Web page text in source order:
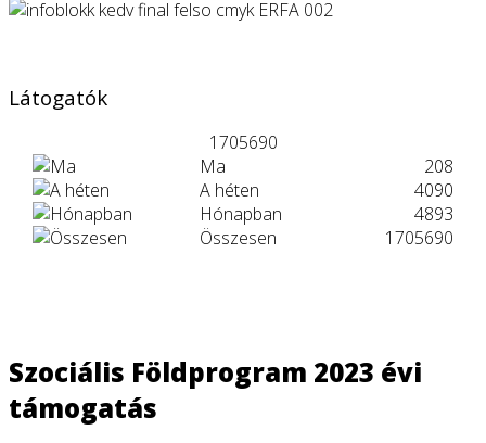
Látogatók
1705690
Ma
208
A héten
4090
Hónapban
4893
Összesen
1705690
Szociális Földprogram 2023 évi
támogatás